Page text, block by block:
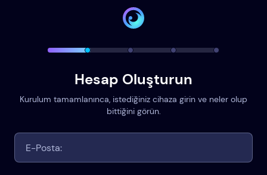
Hesap Oluşturun
Kurulum tamamlanınca, istediğiniz cihaza girin ve neler olup
bittiğini görün.